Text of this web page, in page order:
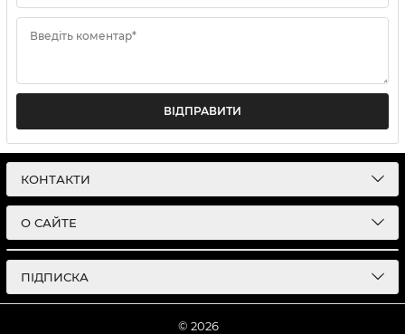
Введіть коментар*
ВІДПРАВИТИ
КОНТАКТИ
О САЙТЕ
ПІДПИСКА
© 2026